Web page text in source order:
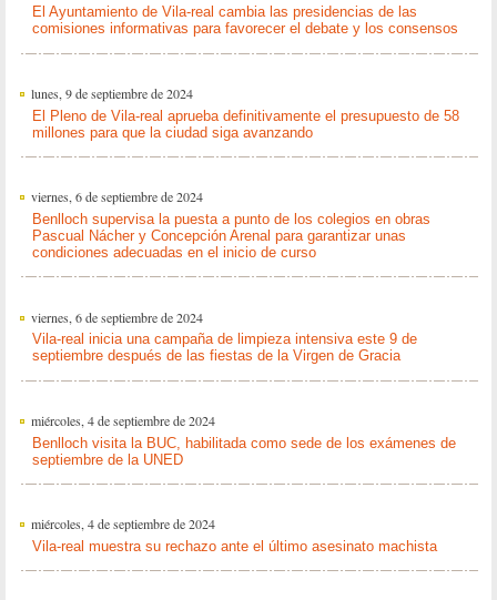
El Ayuntamiento de Vila-real cambia las presidencias de las
comisiones informativas para favorecer el debate y los consensos
lunes, 9 de septiembre de 2024
El Pleno de Vila-real aprueba definitivamente el presupuesto de 58
millones para que la ciudad siga avanzando
viernes, 6 de septiembre de 2024
Benlloch supervisa la puesta a punto de los colegios en obras
Pascual Nácher y Concepción Arenal para garantizar unas
condiciones adecuadas en el inicio de curso
viernes, 6 de septiembre de 2024
Vila-real inicia una campaña de limpieza intensiva este 9 de
septiembre después de las fiestas de la Virgen de Gracia
miércoles, 4 de septiembre de 2024
Benlloch visita la BUC, habilitada como sede de los exámenes de
septiembre de la UNED
miércoles, 4 de septiembre de 2024
Vila-real muestra su rechazo ante el último asesinato machista